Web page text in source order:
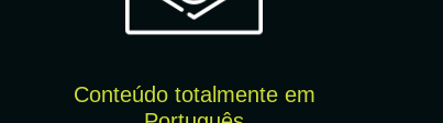
Conteúdo totalmente em